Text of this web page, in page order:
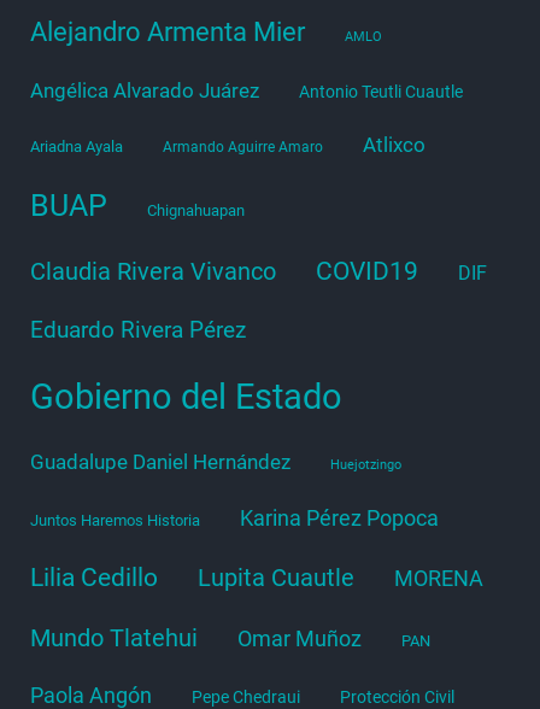
Alejandro Armenta Mier AMLO
Angélica Alvarado Juárez Antonio Teutli Cuautle
Ariadna Ayala Armando Aguirre Amaro Atlixco
BUAP Chignahuapan
Claudia Rivera Vivanco COVID19 DIF
Eduardo Rivera Pérez
Gobierno del Estado
Guadalupe Daniel Hernández Huejotzingo
Juntos Haremos Historia Karina Pérez Popoca
Lilia Cedillo Lupita Cuautle MORENA
Mundo Tlatehui Omar Muñoz PAN
Paola Angón Pepe Chedraui Protección Civil